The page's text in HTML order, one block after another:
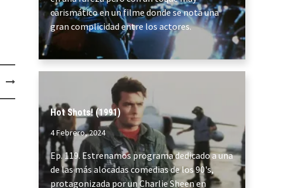
carismático en un filme donde se nota una
gran complicidad entre los actores.
Hot Shots! (1991)
4 Febrero, 2024
Ep. 119. Estrenamos programa dedicado a una
de las más alocadas comedias de los 90's,
protagonizada por un Charlie Sheen en